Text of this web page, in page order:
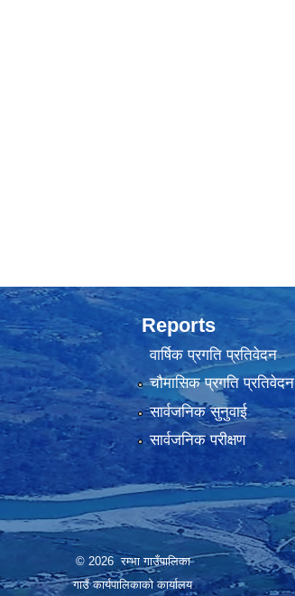
Reports
वार्षिक प्रगति प्रतिवेदन
चौमासिक प्रगति प्रतिवेदन
सार्वजनिक सुनुवाई
सार्वजनिक परीक्षण
© 2026 रम्भा गाउँपालिका
गाउँ कार्यपालिकाको कार्यालय